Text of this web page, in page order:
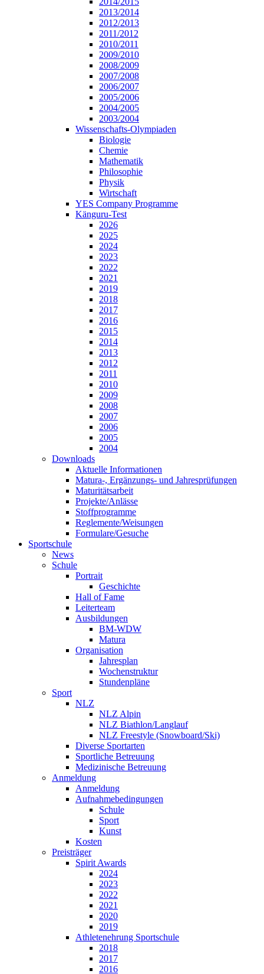
2013/2014
2012/2013
2011/2012
2010/2011
2009/2010
2008/2009
2007/2008
2006/2007
2005/2006
2004/2005
2003/2004
Wissenschafts-Olympiaden
Biologie
Chemie
Mathematik
Philosophie
Physik
Wirtschaft
YES Company Programme
Känguru-Test
2026
2025
2024
2023
2022
2021
2019
2018
2017
2016
2015
2014
2013
2012
2011
2010
2009
2008
2007
2006
2005
2004
Downloads
Aktuelle Informationen
Matura-, Ergänzungs- und Jahresprüfungen
Maturitätsarbeit
Projekte/Anlässe
Stoffprogramme
Reglemente/Weisungen
Formulare/Gesuche
Sportschule
News
Schule
Portrait
Geschichte
Hall of Fame
Leiterteam
Ausbildungen
BM-WDW
Matura
Organisation
Jahresplan
Wochenstruktur
Stundenpläne
Sport
NLZ
NLZ Alpin
NLZ Biathlon/Langlauf
NLZ Freestyle (Snowboard/Ski)
Diverse Sportarten
Sportliche Betreuung
Medizinische Betreuung
Anmeldung
Anmeldung
Aufnahmebedingungen
Schule
Sport
Kunst
Kosten
Preisträger
Spirit Awards
2024
2023
2022
2021
2020
2019
Athletenehrung Sportschule
2018
2017
2016